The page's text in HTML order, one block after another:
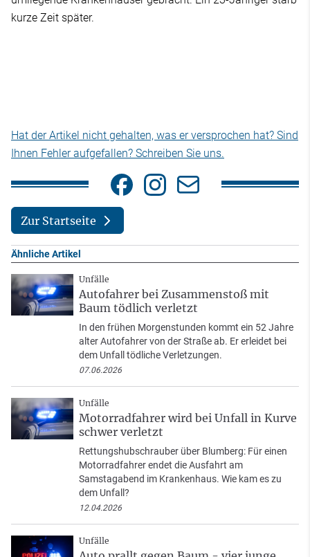
kurze Zeit später.
Hat der Artikel nicht gehalten, was er versprochen hat? Sind
Ihnen Fehler aufgefallen? Schreiben Sie uns.
Zur Startseite
Ähnliche Artikel
Unfälle
Autofahrer bei Zusammenstoß mit
Baum tödlich verletzt
In den frühen Morgenstunden kommt ein 52 Jahre
alter Autofahrer von der Straße ab. Er erleidet bei
dem Unfall tödliche Verletzungen.
07.06.2026
Unfälle
Motorradfahrer wird bei Unfall in Kurve
schwer verletzt
Rettungshubschrauber über Blumberg: Für einen
Motorradfahrer endet die Ausfahrt am
Samstagabend im Krankenhaus. Wie kam es zu
dem Unfall?
12.04.2026
Unfälle